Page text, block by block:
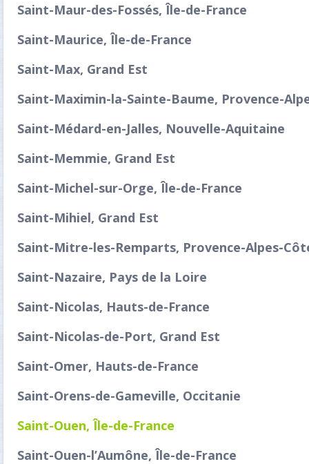
Saint-Maur-des-Fossés, Île-de-France
Saint-Maurice, Île-de-France
Saint-Max, Grand Est
Saint-Maximin-la-Sainte-Baume, Provence-
Saint-Médard-en-Jalles, Nouvelle-Aquitaine
Saint-Memmie, Grand Est
Saint-Michel-sur-Orge, Île-de-France
Saint-Mihiel, Grand Est
Saint-Mitre-les-Remparts, Provence-Alpes-
Saint-Nazaire, Pays de la Loire
Saint-Nicolas, Hauts-de-France
Saint-Nicolas-de-Port, Grand Est
Saint-Omer, Hauts-de-France
Saint-Orens-de-Gameville, Occitanie
Saint-Ouen, Île-de-France
Saint-Ouen-l’Aumône, Île-de-France